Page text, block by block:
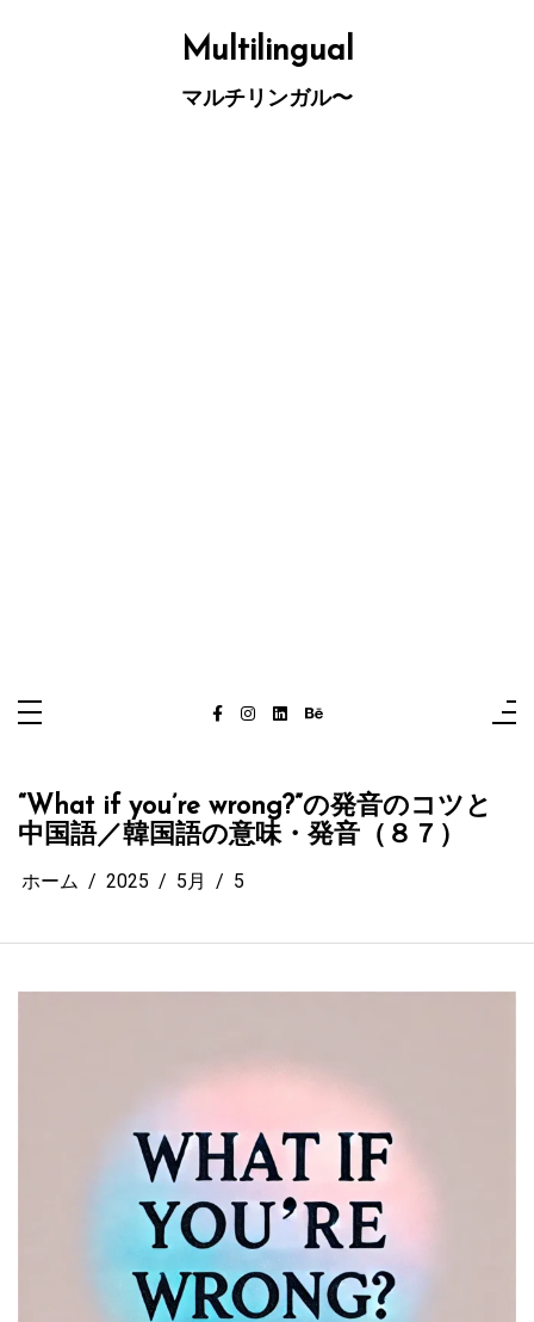
Multilingual
マルチリンガル〜
“What if you’re wrong?”の発音のコツと
中国語／韓国語の意味・発音（８７）
ホーム 2025 5月 5